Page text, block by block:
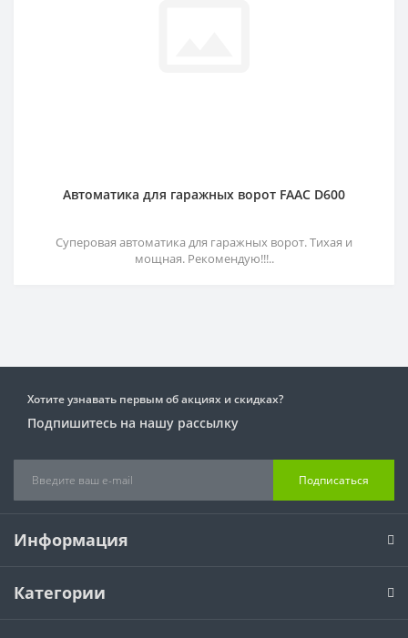
Автоматика для гаражных ворот FAAC D600
Суперовая автоматика для гаражных ворот. Тихая и
мощная. Рекомендую!!!..
Хотите узнавать первым об акциях и скидках?
Подпишитесь на нашу рассылку
Подписаться
Информация
Категории